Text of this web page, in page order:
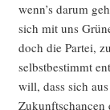
wenn’s dar­um
sich mit uns
doch die Par­tei,
selbst­be­stimmt
will, dass sich
Zukunfts­chan­cen